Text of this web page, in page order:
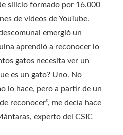
silicio formado por 16.000
de vídeos de YouTube.
emergió un
aprendió a reconocer lo
gatos necesita ver un
es un gato? Uno. No
lo hace, pero a partir de un
reconocer”, me decía hace
experto del CSIC